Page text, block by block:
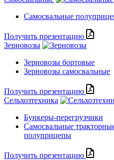
Самосвальные
Получить презентацию
Зерновозы
Зерновозы бортовые
Зерновозы самосвальные
Получить презентацию
Сельхозтехника
Бункеры-перегрузчики
Самосвальные
полуприцепы
Получить презентацию